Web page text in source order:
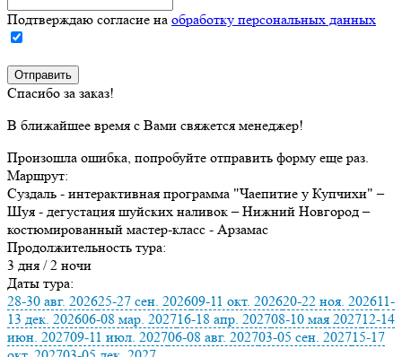
Подтверждаю согласие на обработку персональных данных
Спасибо за заказ!
В ближайшее время с Вами свяжется менеджер!
Произошла ошибка, попробуйте отправить форму еще раз.
Маршрут:
Суздаль - интерактивная программа "Чаепитие у Купчихи" –
Шуя - дегустация шуйских наливок – Нижний Новгород –
костюмированный мастер-класс - Арзамас
Продолжительность тура:
3 дня / 2 ночи
Даты тура:
28-30 авг. 202625-27 сен. 202609-11 окт. 202620-22 ноя. 202611-
13 дек. 202606-08 мар. 202716-18 апр. 202708-10 мая 202712-14
июн. 202709-11 июл. 202706-08 авг. 202703-05 сен. 202715-17